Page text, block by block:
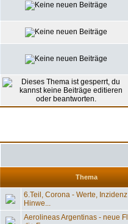
Thema
6.Teil, Corona - Werte,
Hinwe...
Aerolineas Argentinas - neue